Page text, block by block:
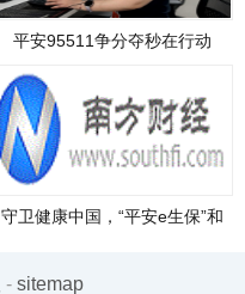
平安95511争分夺秒在行动
守卫健康中国，“平安e生保”和
- sitemap